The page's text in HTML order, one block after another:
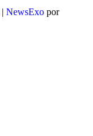
| NewsExo por